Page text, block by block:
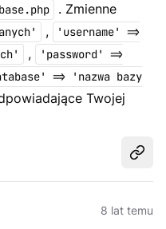
. Zmienne
,
'username' =>
,
'password' =>
=> 'nazwa bazy
Twojej
8 lat temu